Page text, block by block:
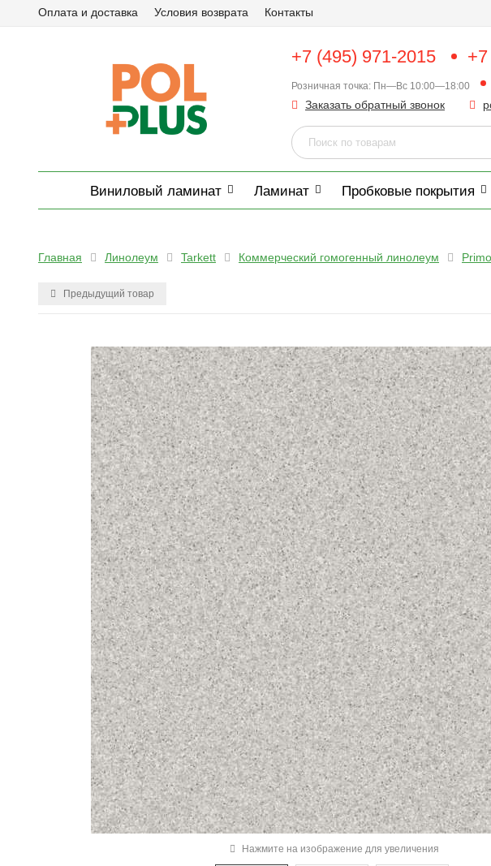
Оплата и доставка Условия возврата Контакты
+7 (495) 971-2015
Розничная точка: Пн—Вс 10:00—18:00
Заказать обратный звонок
Виниловый ламинат Ламинат Пробковые покрытия
Главная Линолеум Tarkett Коммерческий гомогенный линолеум
Предыдущий товар
Нажмите на изображение для увеличения